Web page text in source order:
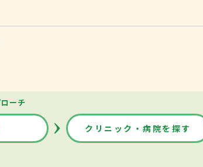
ーチ
クリニック・病院を探す